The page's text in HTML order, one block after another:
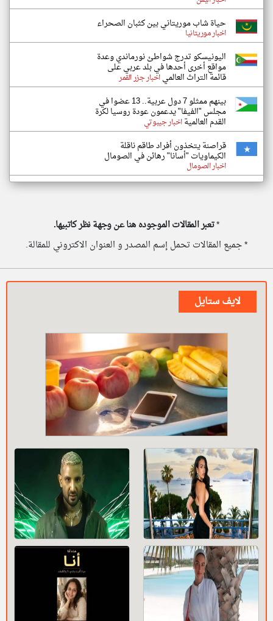
حياة شاب موريتاني بين كثبان الصحراء
اخبار موريتانيا
اليونيسكو تدرج شواطئ نورماندي وعدة
مواقع أخرى أحدها في بلد عربي على
قائمة التراث العالمياخبار جزر القمر
بينهم ممثلو 7 دول عربية.. 13 عضوا في
مجلس "الفيفا" يدعمون عودة روسيا لكرة
القدم العالميةاخبار جيبوتي
قراصنة يتخذون أفراد طاقم ناقلة
الكيماويات "أسانا" رهائن في الصومال
اخبار الصومال
*تعبر المقالات الموجوده هنا عن وجهة نظر كاتبيها.
* جميع المقالات تحمل إسم المصدر و العنوان الاكتروني للمقالة.
لايف ستايل